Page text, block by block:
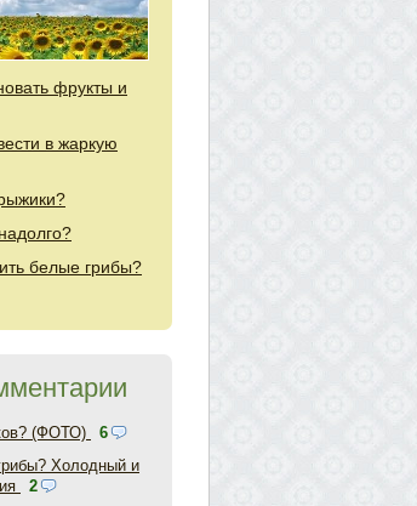
фрукты и
в жаркую
белые грибы?
(ФОТО)
6
Холодный и
2